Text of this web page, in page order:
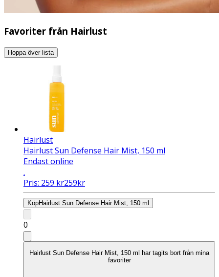
Favoriter från Hairlust
Hoppa över lista
Hairlust
Hairlust Sun Defense Hair Mist, 150 ml
Endast online
.
Pris: 259 kr259kr
KöpHairlust Sun Defense Hair Mist, 150 ml
0
Hairlust Sun Defense Hair Mist, 150 ml har tagits bort från mina
favoriter